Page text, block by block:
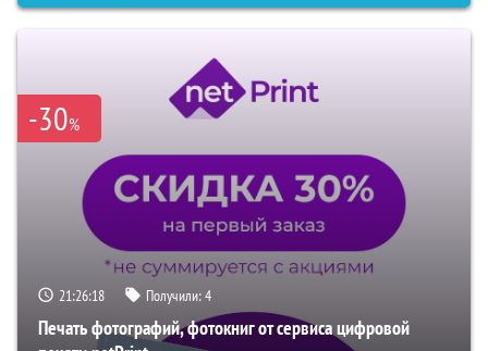
-30%
21:26:17 Получили:4
Печать фотографий, фотокниг от сервиса цифровой